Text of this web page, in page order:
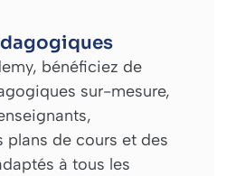
bénéficiez de
sur-mesure,
plans de cours et des
à tous les